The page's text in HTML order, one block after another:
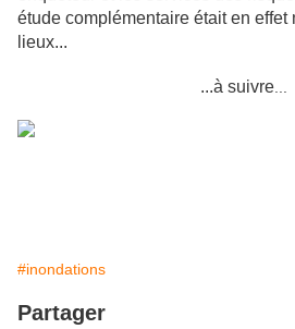
étude complémentaire était en effet
lieux...
...à suivre
#inondations
Partager